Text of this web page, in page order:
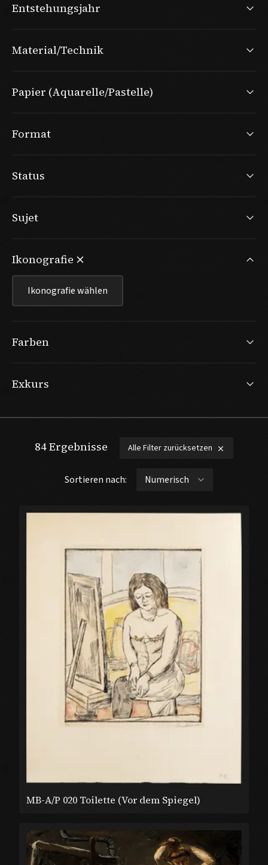
Entstehungsjahr
Material/Technik
Papier (Aquarelle/Pastelle)
Format
Status
Sujet
Ikonografie
Ikonografie wählen
Farben
Exkurs
84Ergebnisse Alle Filter zurücksetzen
Sortieren nach:
MB-A/P 020 Toilette (Vor dem Spiegel)